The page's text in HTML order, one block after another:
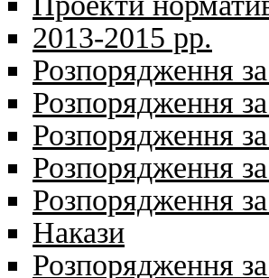
2013-2015 рр.
Розпорядження
Розпорядження
Розпорядження
Розпорядження
Розпорядження
Накази
Розпорядження